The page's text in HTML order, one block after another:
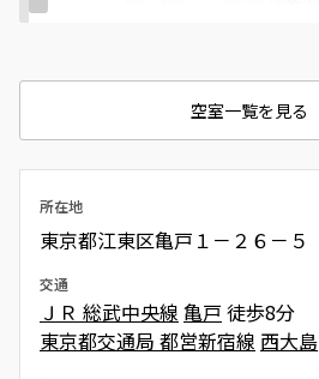
空室一覧を見る
所在地
東京都江東区亀戸１－２６－５
交通
ＪＲ 総武中央線 亀戸 徒歩8分
東京都交通局 都営新宿線 西大島